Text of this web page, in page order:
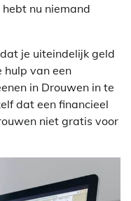
nu niemand
je uiteindelijk geld
van een
in Drouwen in te
dat een financieel
niet gratis voor